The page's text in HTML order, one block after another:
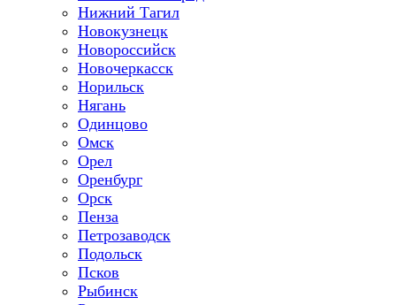
Нижний Тагил
Новокузнецк
Новороссийск
Новочеркасск
Норильск
Нягань
Одинцово
Омск
Орел
Оренбург
Орск
Пенза
Петрозаводск
Подольск
Псков
Рыбинск